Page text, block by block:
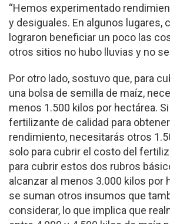
“Hemos experimentado
y desiguales. En algunos lugares,
lograron beneficiar un poco las
otros sitios no hubo lluvias y no
Por otro lado, sostuvo que, para
una bolsa de semilla de maíz,
menos 1.500 kilos por hectárea.
fertilizante de calidad para
rendimiento, necesitarás otros
solo para cubrir el costo del
para cubrir estos dos rubros
alcanzar al menos 3.000 kilos por
se suman otros insumos que
considerar, lo que implica que